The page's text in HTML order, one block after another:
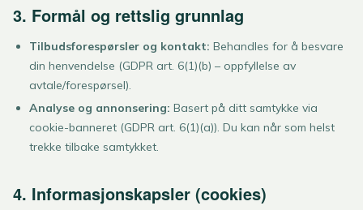
3. Formål og rettslig grunnlag
Tilbudsforespørsler og kontakt: Behandles for å besvare
din henvendelse (GDPR art. 6(1)(b) – oppfyllelse av
avtale/forespørsel).
Analyse og annonsering: Basert på ditt samtykke via
cookie-banneret (GDPR art. 6(1)(a)). Du kan når som helst
trekke tilbake samtykket.
4. Informasjonskapsler (cookies)